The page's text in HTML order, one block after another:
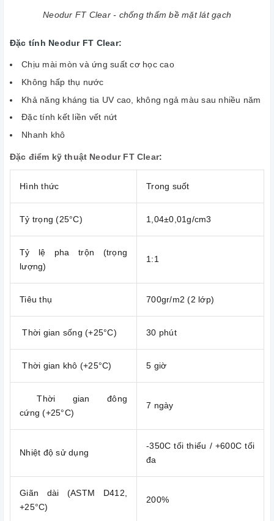
Neodur FT Clear - chống thấm bề mặt lát gạch
Đặc tính Neodur FT Clear:
Chịu mài mòn và ứng suất cơ học cao
Không hấp thụ nước
Khả năng kháng tia UV cao, không ngả màu sau nhiều năm
Đặc tính kết liền vết nứt
Nhanh khô
Đặc điểm kỹ thuật Neodur FT Clear:
Hình thức Trong suốt
Tỷ trọng (25°C) 1,04±0,01g/cm3
Tỷ lệ pha trộn (trọng
lượng)
1:1
Tiêu thụ 700gr/m2 (2 lớp)
Thời gian sống (+25°C) 30 phút
Thời gian khô (+25°C) 5 giờ
Thời gian đông
cứng (+25°C)
7 ngày
Nhiệt độ sử dụng
-350C tối thiểu / +600C tối
đa
Giãn dài (ASTM D412,
+25°C)
200%